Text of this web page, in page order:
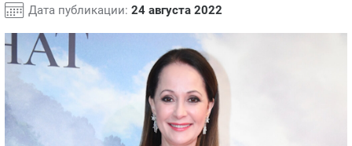
Дата публикации: 24 августа 2022